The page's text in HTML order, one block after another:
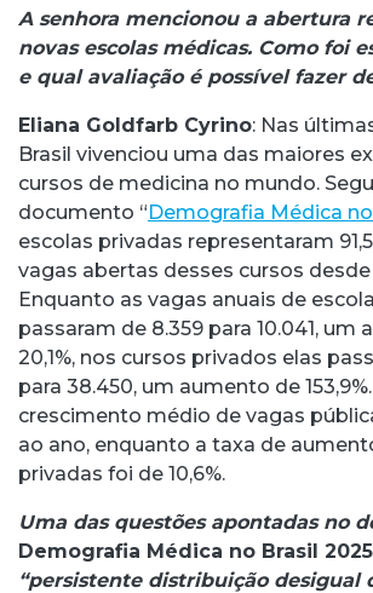
A senhora mencionou a abertura
novas escolas médicas. Como foi
e qual avaliação é possível fazer
Eliana Goldfarb Cyrino: Nas
Brasil vivenciou uma das maiores
cursos de medicina no mundo.
documento “Demografia Médica
escolas privadas representaram
vagas abertas desses cursos desde
Enquanto as vagas anuais de
passaram de 8.359 para 10.041, um
20,1%, nos cursos privados elas
para 38.450, um aumento de
crescimento médio de vagas
ao ano, enquanto a taxa de
privadas foi de 10,6%.
Uma das questões apontadas no
Demografia Médica no Brasil 2025
“persistente distribuição desigual